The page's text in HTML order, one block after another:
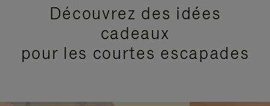
Découvrez des idées
cadeaux
pour les courtes escapades